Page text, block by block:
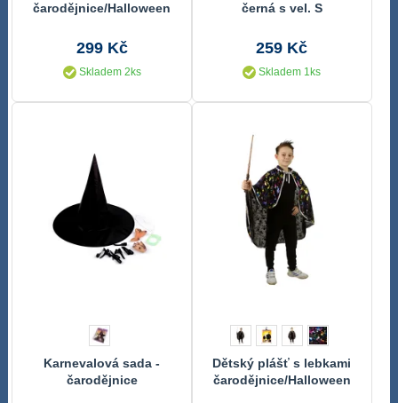
čarodějnice/Halloween
299 Kč
Skladem 2ks
černá s vel. S
259 Kč
Skladem 1ks
Karnevalová sada -
čarodějnice
Dětský plášť s lebkami
čarodějnice/Halloween